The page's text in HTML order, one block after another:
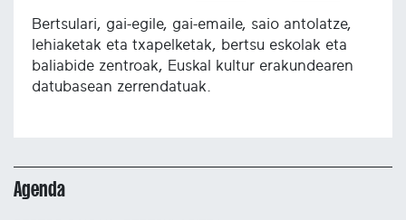
Bertsulari, gai-egile, gai-emaile, saio antolatze,
lehiaketak eta txapelketak, bertsu eskolak eta
baliabide zentroak, Euskal kultur erakundearen
datubasean zerrendatuak.
Agenda